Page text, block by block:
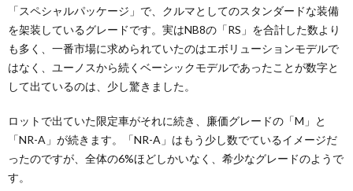
「スペシャルパッケージ」で、クルマとしてのスタンダードな装備
を架装しているグレードです。実はNB8の「RS」を合計した数より
も多く、一番市場に求められていたのはエボリューションモデルで
はなく、ユーノスから続くベーシックモデルであったことが数字と
して出ているのは、少し驚きました。
ロットで出ていた限定車がそれに続き、廉価グレードの「M」と
「NR-A」が続きます。「NR-A」はもう少し数でているイメージだ
ったのですが、全体の6%ほどしかいなく、希少なグレードのようで
す。